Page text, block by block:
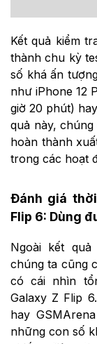
Kết quả kiểm
thành chu kỳ
số khá ấn
như iPhone 12
giờ 20 phút)
quả này,
hoàn thành
trong các hoạt
Đánh giá
Flip 6: Dùng
Ngoài kết
chúng ta cũng
có cái nhìn
Galaxy Z Flip
hay
những con số